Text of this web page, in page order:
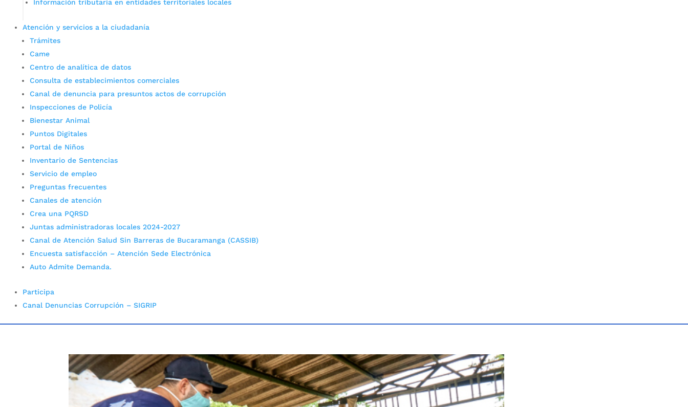
Información tributaria en entidades territoriales locales
Atención y servicios a la ciudadanía
Trámites
Came
Centro de analítica de datos
Consulta de establecimientos comerciales
Canal de denuncia para presuntos actos de corrupción
Inspecciones de Policía
Bienestar Animal
Puntos Digitales
Portal de Niños
Inventario de Sentencias
Servicio de empleo
Preguntas frecuentes
Canales de atención
Crea una PQRSD
Juntas administradoras locales 2024-2027
Canal de Atención Salud Sin Barreras de Bucaramanga (CASSIB)
Encuesta satisfacción – Atención Sede Electrónica
Auto Admite Demanda.
Participa
Canal Denuncias Corrupción – SIGRIP